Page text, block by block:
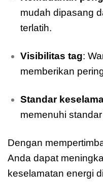
mudah dipasang
terlatih.
Visibilitas tag:
memberikan
Standar
memenuhi
Dengan
Anda dapat
keselamatan energi